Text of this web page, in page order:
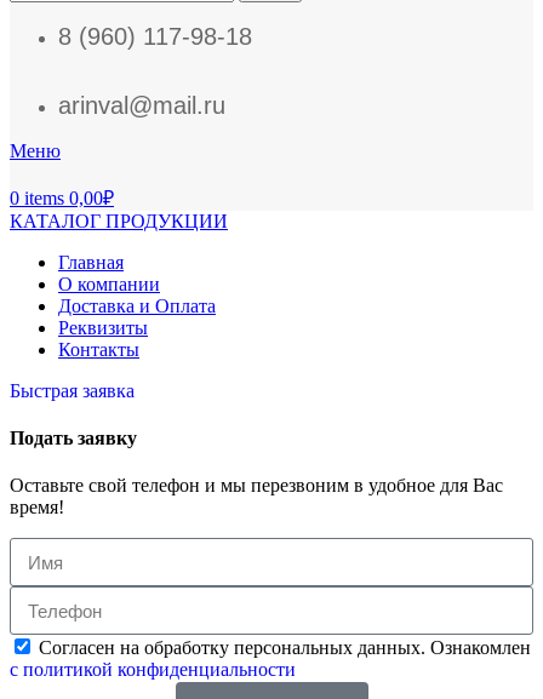
8 (960) 117-98-18
arinval@mail.ru
Меню
0 items 0,00₽
КАТАЛОГ ПРОДУКЦИИ
Главная
О компании
Доставка и Оплата
Реквизиты
Контакты
Быстрая заявка
Подать заявку
Оставьте свой телефон и мы перезвоним в удобное для Вас
время!
Согласен на обработку персональных данных. Ознакомлен
с политикой конфиденциальности